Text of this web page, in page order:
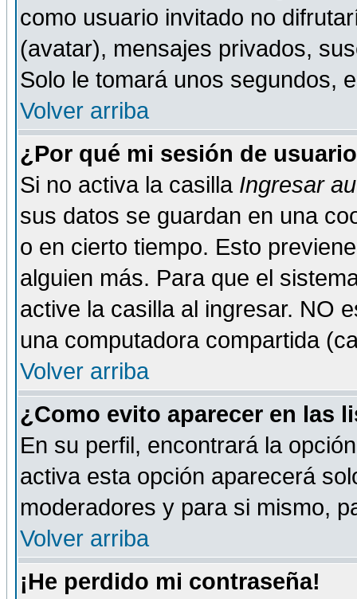
como usuario invitado no
(avatar), mensajes privados,
Solo le tomará unos segundos,
Volver arriba
¿Por qué mi sesión de
Si no activa la casilla Ingresar
sus datos se guardan en una
o en cierto tiempo. Esto
alguien más. Para que el
active la casilla al ingresar. NO
una computadora compartida
Volver arriba
¿Como evito aparecer en las
En su perfil, encontrará la
activa esta opción aparecerá
moderadores y para si mismo,
Volver arriba
¡He perdido mi contraseña!